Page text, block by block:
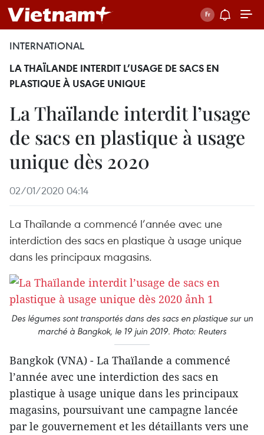
INTERNATIONAL
LA THAÏLANDE INTERDIT L’USAGE DE SACS EN
PLASTIQUE À USAGE UNIQUE
La Thaïlande interdit l’usage
de sacs en plastique à usage
unique dès 2020
02/01/2020 04:14
La Thaïlande a commencé l’année avec une
interdiction des sacs en plastique à usage unique
dans les principaux magasins.
Des légumes sont transportés dans des sacs en plastique sur un
marché à Bangkok, le 19 juin 2019. Photo: Reuters
Bangkok (VNA) - La Thaïlande a commencé
l’année avec une interdiction des sacs en
plastique à usage unique dans les principaux
magasins, poursuivant une campagne lancée
par le gouvernement et les détaillants vers une